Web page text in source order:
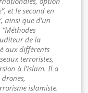
et le second en
ainsi que d'un
de la
aux différents
terroristes,
à l’islam. Il a
islamiste.